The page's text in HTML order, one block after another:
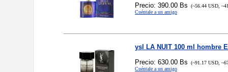
Precio: 390.00 Bs (~56.44 USD,
Cuéntale a un amigo
ysl LA NUIT 100 ml hombre
Precio: 630.00 Bs (~91.17 USD,
Cuéntale a un amigo